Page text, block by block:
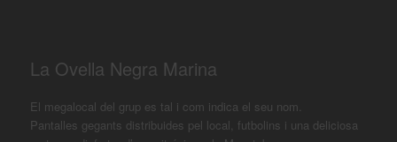
La Ovella Negra Marina
El megalocal del grup es tal i com indica el seu nom.
Pantalles gegants distribuides pel local, futbolins i una deliciosa